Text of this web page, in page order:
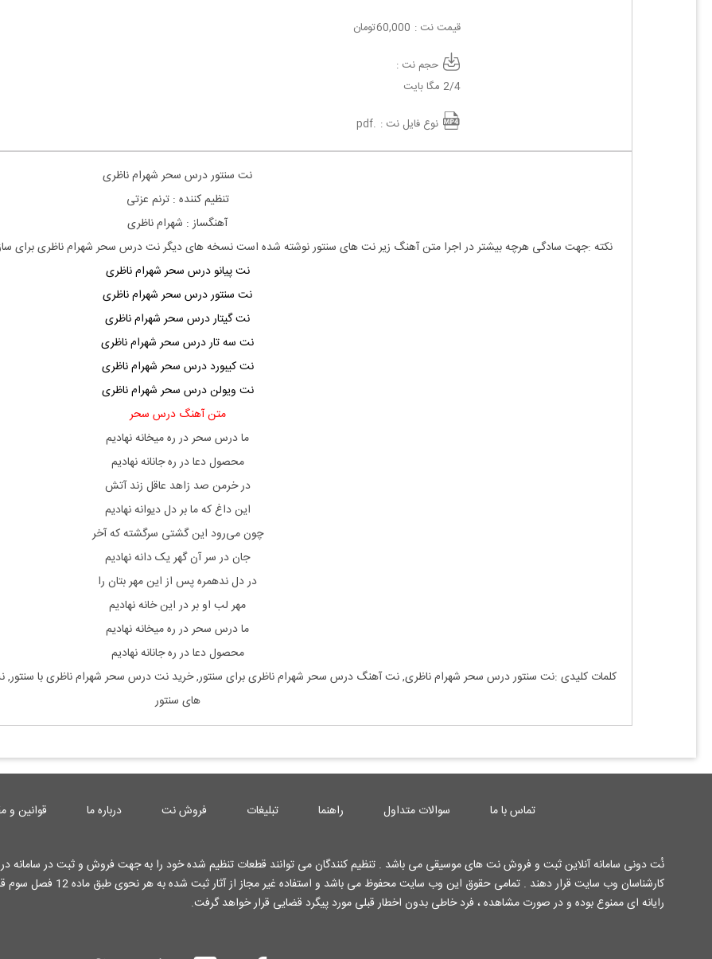
قیمت نت : 60,000تومان
حجم نت :
2/4 مگا بایت
نوع فایل نت : .pdf
نت سنتور درس سحر شهرام ناظری
تنظیم کننده : ترنم عزتی
آهنگساز : شهرام ناظری
نکته :جهت سادگی هرچه بیشتر در اجرا متن آهنگ زیر نت های سنتور نوشته شده است نسخه های دیگر نتدرس سحر شهرام ناظریبرای
نت پیانو درس سحر شهرام ناظری
نت سنتور درس سحر شهرام ناظری
نت گیتار درس سحر شهرام ناظری
نت سه تار درس سحر شهرام ناظری
نت کیبورد درس سحر شهرام ناظری
نت ویولن درس سحر شهرام ناظری
متن آهنگ درس سحر
ما درس سحر در ره میخانه نهادیم
محصول دعا در ره جانانه نهادیم
در خرمن صد زاهد عاقل زند آتش
این داغ که ما بر دل دیوانه نهادیم
چون می‌رود این گشتی سرگشته که آخر
جان در سر آن گهر یک دانه نهادیم
در دل ندهمره پس از این مهر بتان را
مهر لب او بر در این خانه نهادیم
ما درس سحر در ره میخانه نهادیم
محصول دعا در ره جانانه نهادیم
کلمات کلیدی :نت سنتوردرس سحر شهرام ناظری, نت آهنگ درس سحر شهرام ناظریبرای سنتور, خرید نتدرس سحر شهرام ناظریبا
های سنتور
تماس با ما سوالات متداول راهنما تبلیغات فروش نت درباره ما قوانین و
نُت دونی سامانه آنلاین ثبت و فروش نت های موسیقی می باشد . تنظیم کنندگان می توانند قطعات تنظیم شده خود را به جهت فروش و ثبت در سامانه در
کارشناسان وب سایت قرار دهند . تمامی حقوق این وب سایت محفوظ می باشد و
رایانه ای ممنوع بوده و در صورت مشاهده ، فرد خاطی بدون اخطار قبلی مورد پیگرد قضایی قرار خواهد گرفت.